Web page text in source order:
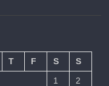
T F S
S
1
2